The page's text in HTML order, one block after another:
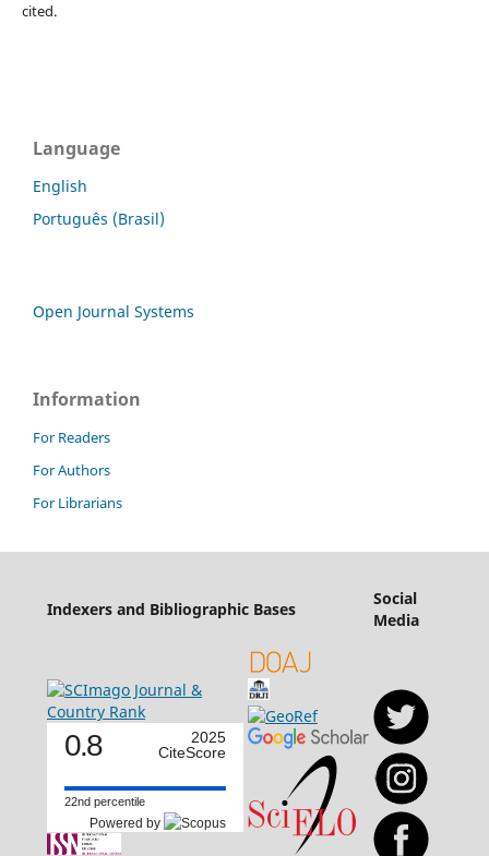
cited.
Language
English
Português (Brasil)
Open Journal Systems
Information
For Readers
For Authors
For Librarians
Indexers and Bibliographic Bases
Social
Media
0.8
2025
CiteScore
22nd percentile
Powered by